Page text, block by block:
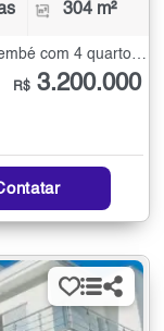
304 m²
Casa Térrea à Venda em Palmas do Tremembé com 4 quartos - 304 m²
R$ 3.200.000